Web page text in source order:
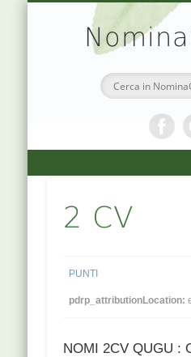
HOME
CHI
MEDICINA
ATLANTE
TEORIA &
DR.
2 CV
PUNTI
pdrp_attributionLocation:
NOMI 2CV QUGU :